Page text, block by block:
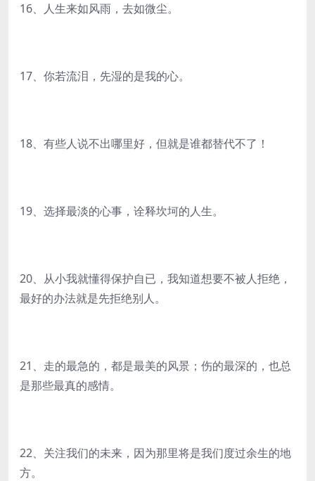
16、人生来如风雨，去如微尘。
17、你若流泪，先湿的是我的心。
18、有些人说不出哪里好，但就是谁都替代不了！
19、选择最淡的心事，诠释坎坷的人生。
20、从小我就懂得保护自已，我知道想要不被人拒绝，
最好的办法就是先拒绝别人。
21、走的最急的，都是最美的风景；伤的最深的，也总
是那些最真的感情。
22、关注我们的未来，因为那里将是我们度过余生的地
方。